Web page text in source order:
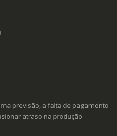
previsão, a falta de pagamento
atraso na produção